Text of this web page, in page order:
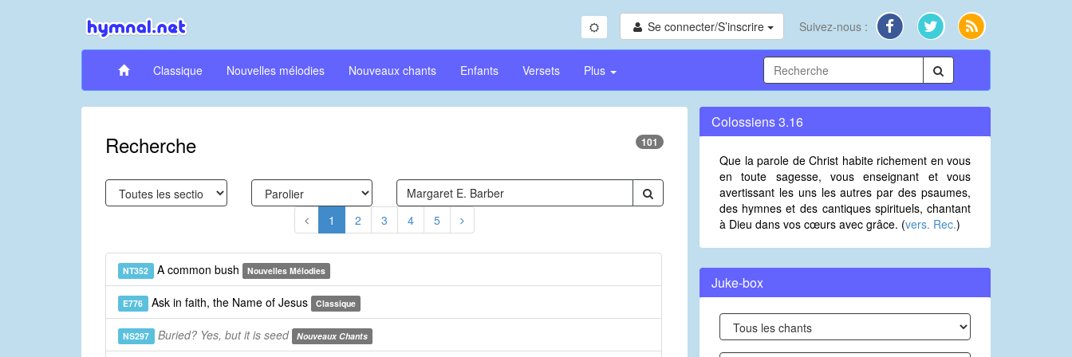
Se connecter/S’inscrire Suivez-nous :
Classique Nouvelles mélodies Nouveaux chants Enfants Versets Plus
Recherche 101
1 2 3 4 5
NT352 A common bush Nouvelles Mélodies
E776 Ask in faith, the Name of Jesus Classique
NS297 Buried? Yes, but it is seed Nouveaux Chants
Colossiens 3.16
Que la parole de Christ habite richement en vous
en toute sagesse, vous enseignant et vous
avertissant les uns les autres par des psaumes,
des hymnes et des cantiques spirituels, chantant
à Dieu dans vos cœurs avec grâce. (vers. Rec.)
Juke-box